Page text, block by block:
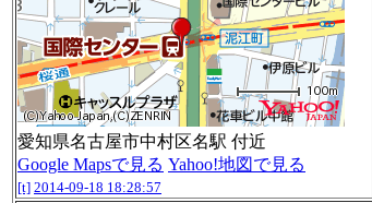
愛知県名古屋市中村区名駅 付近
Google Mapsで見る Yahoo!地図で見る
[t] 2014-09-18 18:28:57